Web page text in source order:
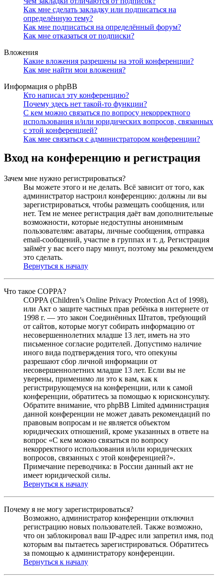
Как мне сделать закладку или подписаться на
определённую тему?
Как мне подписаться на определённый форум?
Как мне отказаться от подписки?
Вложения
Какие вложения разрешены на этой конференции?
Как мне найти мои вложения?
Информация о phpBB
Кто написал эту конференцию?
Почему здесь нет такой-то функции?
С кем можно связаться по вопросу некорректного
использования и/или юридических вопросов, связанных
с этой конференцией?
Как мне связаться с администратором конференции?
Вход на конференцию и регистрация
Зачем мне нужно регистрироваться?
Вы можете этого и не делать. Всё зависит от того, как
администратор настроил конференцию: должны ли вы
зарегистрироваться, чтобы размещать сообщения, или
нет. Тем не менее регистрация даёт вам дополнительные
возможности, которые недоступны анонимным
пользователям: аватары, личные сообщения, отправка
email-сообщений, участие в группах и т. д. Регистрация
займёт у вас всего пару минут, поэтому мы рекомендуем
это сделать.
Вернуться к началу
Что такое COPPA?
COPPA (Children’s Online Privacy Protection Act of 1998),
или Акт о защите частных прав ребёнка в интернете от
1998 г. — это закон Соединённых Штатов, требующий
от сайтов, которые могут собирать информацию от
несовершеннолетних младше 13 лет, иметь на это
письменное согласие родителей. Допустимо наличие
иного вида подтверждения того, что опекуны
разрешают сбор личной информации от
несовершеннолетних младше 13 лет. Если вы не
уверены, применимо ли это к вам, как к
регистрирующемуся на конференции, или к самой
конференции, обратитесь за помощью к юрисконсульту.
Обратите внимание, что phpBB Limited администрация
данной конференции не может давать рекомендаций по
правовым вопросам и не является объектом
юридических отношений, кроме указанных в ответе на
вопрос «С кем можно связаться по вопросу
некорректного использования и/или юридических
вопросов, связанных с этой конференцией?».
Примечание переводчика: в России данный акт не
имеет юридической силы.
Вернуться к началу
Почему я не могу зарегистрироваться?
Возможно, администратор конференции отключил
регистрацию новых пользователей. Также возможно,
что он заблокировал ваш IP-адрес или запретил имя, под
которым вы пытаетесь зарегистрироваться. Обратитесь
за помощью к администратору конференции.
Вернуться к началу